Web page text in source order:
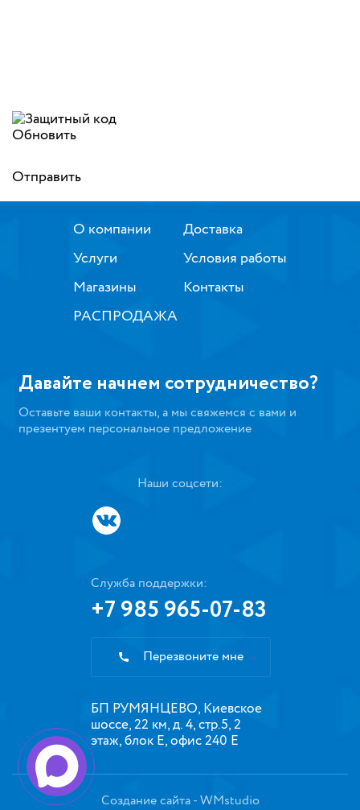
Обновить
Отправить
О компании
Услуги
Магазины
РАСПРОДАЖА
Доставка
Условия работы
Контакты
Давайте начнем сотрудничество?
Оставьте ваши контакты, а мы свяжемся с вами и
презентуем персональное предложение
Наши соцсети:
Служба поддержки:
+7 985 965-07-83
Перезвоните мне
БП РУМЯНЦЕВО, Киевское
шоссе, 22 км, д. 4, стр.5, 2
этаж, блок Е, офис 240 Е
Создание сайта- WMstudio